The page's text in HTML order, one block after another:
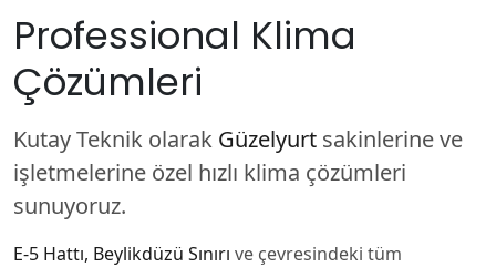
Professional Klima
Çözümleri
Kutay Teknik olarak Güzelyurt sakinlerine ve
işletmelerine özel hızlı klima çözümleri
sunuyoruz.
E-5 Hattı, Beylikdüzü Sınırı ve çevresindeki tüm